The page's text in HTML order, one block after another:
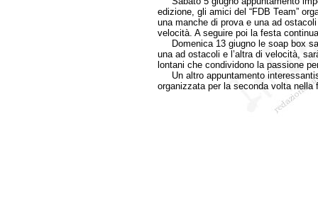
edizione, gli amici del “FDB Team”
una manche di prova e una ad
velocità. A seguire poi la festa
Domenica 13 giugno le soap box
una ad ostacoli e l’altra di velocità,
lontani che condividono la passione
Un altro appuntamento
organizzata per la seconda volta nella